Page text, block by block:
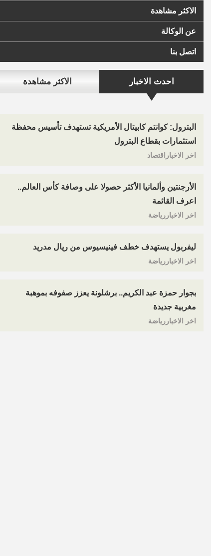
الاكثر مشاهدة
عن الوكالة
اتصل بنا
احدث الاخبار الاكثر مشاهدة
البترول: كوانتم كابيتال الأمريكية تستهدف تأسيس محفظة
استثمارات بقطاع البترول
اخر الاخباراقتصاد
الأرجنتين وألمانيا الأكثر حصولا على وصافة كأس العالم..
اعرف القائمة
اخر الاخباررياضة
ليفربول يستهدف خطف فينيسيوس من ريال مدريد
اخر الاخباررياضة
بجوار حمزة عبد الكريم.. برشلونة يعزز صفوفه بموهبة
مغربية جديدة
اخر الاخباررياضة